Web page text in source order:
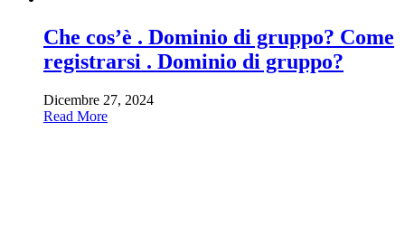
Che cos’è . Dominio di gruppo? Come
registrarsi . Dominio di gruppo?
Dicembre 27, 2024
Read More